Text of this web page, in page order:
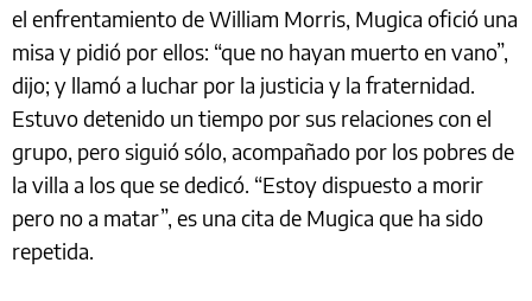
el enfrentamiento de William Morris, Mugica ofició una
misa y pidió por ellos: “que no hayan muerto en vano”,
dijo; y llamó a luchar por la justicia y la fraternidad.
Estuvo detenido un tiempo por sus relaciones con el
grupo, pero siguió sólo, acompañado por los pobres de
la villa a los que se dedicó. “Estoy dispuesto a morir
pero no a matar”, es una cita de Mugica que ha sido
repetida.